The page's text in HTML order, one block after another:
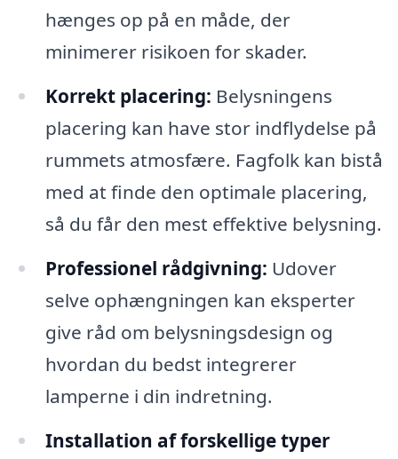
hænges op på en måde, der
minimerer risikoen for skader.
Korrekt placering: Belysningens
placering kan have stor indflydelse på
rummets atmosfære. Fagfolk kan bistå
med at finde den optimale placering,
så du får den mest effektive belysning.
Professionel rådgivning: Udover
selve ophængningen kan eksperter
give råd om belysningsdesign og
hvordan du bedst integrerer
lamperne i din indretning.
Installation af forskellige typer